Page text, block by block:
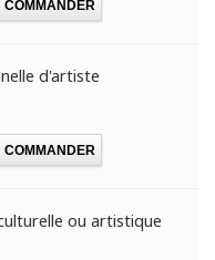
COMMANDER
d'artiste
COMMANDER
ou artistique